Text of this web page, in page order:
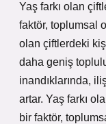
Yaş farkı olan
faktör, toplumsal
olan çiftlerdeki
daha geniş
inandıklarında,
artar. Yaş farkı
bir faktör,